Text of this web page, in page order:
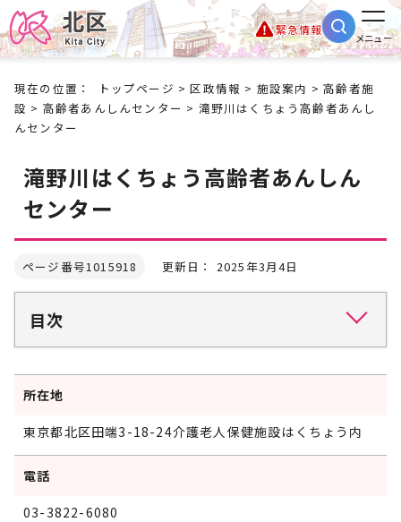
緊急情報
メニュー
現在の位置： トップページ >区政情報 > 施設案内 >高齢者施
設 > 高齢者あんしんセンター > 滝野川はくちょう高齢者あんし
んセンター
滝野川はくちょう高齢者あんしん
センター
ページ番号1015918 更新日： 2025年3月4日
目次
所在地
東京都北区田端3-18-24介護老人保健施設はくちょう内
電話
03-3822-6080